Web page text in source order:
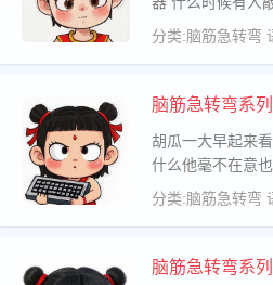
在厕所里的时候
分类:脑筋急转弯
脑筋急转弯系列
胡瓜一大早起来
什么他毫不在意
洒杀虫水后今天早上
分类:脑筋急转弯
脑筋急转弯系列